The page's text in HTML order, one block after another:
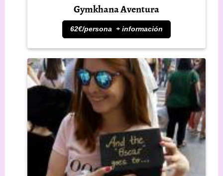
Gymkhana Aventura
62€/persona + información